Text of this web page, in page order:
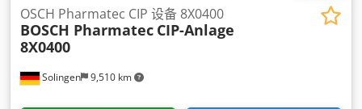
Solingen 9,510 km
OSCH Pharmatec CIP 设备 8X0400
BOSCH Pharmatec CIP-Anlage
8X0400